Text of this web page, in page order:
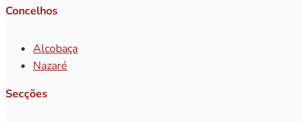
Concelhos
Alcobaça
Nazaré
Secções